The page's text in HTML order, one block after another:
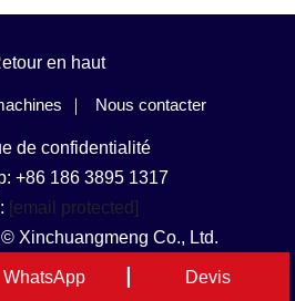
en haut
Nous contacter
de confidentialité
+86 186 3895 1317
[email protected]
Xinchuangmeng Co., Ltd.
et région
WhatsApp Devis